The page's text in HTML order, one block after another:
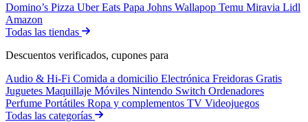
Domino’s Pizza Uber Eats Papa Johns Wallapop Temu Miravia Lidl
Amazon
Todas las tiendas
Descuentos verificados, cupones para
Audio & Hi-Fi Comida a domicilio Electrónica Freidoras Gratis
Juguetes Maquillaje Móviles Nintendo Switch Ordenadores
Perfume Portátiles Ropa y complementos TV Videojuegos
Todas las categorías